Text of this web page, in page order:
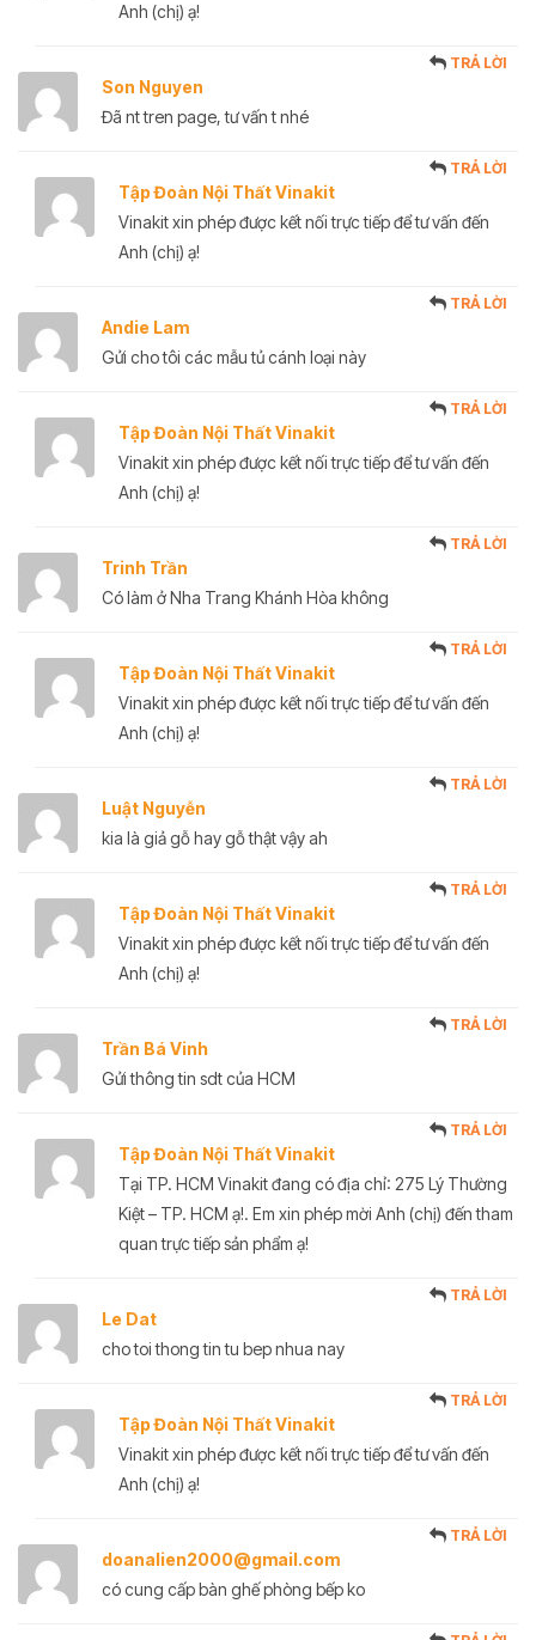
Anh (chị) ạ!
Son Nguyen
TRẢ LỜI
Đã nt tren page, tư vấn t nhé
Tập Đoàn Nội Thất Vinakit
TRẢ LỜI
Vinakit xin phép được kết nối trực tiếp để tư vấn đến
Anh (chị) ạ!
Andie Lam
TRẢ LỜI
Gửi cho tôi các mẫu tủ cánh loại này
Tập Đoàn Nội Thất Vinakit
TRẢ LỜI
Vinakit xin phép được kết nối trực tiếp để tư vấn đến
Anh (chị) ạ!
Trinh Trần
TRẢ LỜI
Có làm ở Nha Trang Khánh Hòa không
Tập Đoàn Nội Thất Vinakit
TRẢ LỜI
Vinakit xin phép được kết nối trực tiếp để tư vấn đến
Anh (chị) ạ!
Luật Nguyễn
TRẢ LỜI
kia là giả gỗ hay gỗ thật vậy ah
Tập Đoàn Nội Thất Vinakit
TRẢ LỜI
Vinakit xin phép được kết nối trực tiếp để tư vấn đến
Anh (chị) ạ!
Trần Bá Vinh
TRẢ LỜI
Gửi thông tin sdt của HCM
Tập Đoàn Nội Thất Vinakit
TRẢ LỜI
Tại TP. HCM Vinakit đang có địa chỉ: 275 Lý Thường
Kiệt – TP. HCM ạ!. Em xin phép mời Anh (chị) đến tham
quan trực tiếp sản phẩm ạ!
Le Dat
TRẢ LỜI
cho toi thong tin tu bep nhua nay
Tập Đoàn Nội Thất Vinakit
TRẢ LỜI
Vinakit xin phép được kết nối trực tiếp để tư vấn đến
Anh (chị) ạ!
doanalien2000@gmail.com
TRẢ LỜI
có cung cấp bàn ghế phòng bếp ko